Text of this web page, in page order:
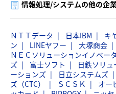
情報処理/システムの他の企
ＮＴＴデータ 日本IBM
キ
ン
LINEヤフー 大塚商会
ＮＥＣソリューションイノベータ
ズ
富士ソフト 日鉄ソリ
ーションズ
日立システムズ
ズ（CTC）
ＳＣＳＫ オー